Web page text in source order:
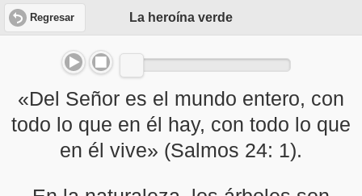
Regresar La heroína verde
«Del Señor es el mundo entero, con
todo lo que en él hay, con todo lo que
en él vive» (Salmos 24: 1).